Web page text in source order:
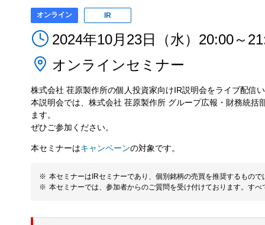
オンライン IR
2024年10月23日（水）20:00～
オンラインセミナー
株式会社 荏原製作所の個人投資家向けIR説明会をライブ配信
本説明会では、株式会社 荏原製作所 グループ広報・財務統
ます。
ぜひご参加ください。
本セミナーはキャンペーンの対象です。
本セミナーはIRセミナーであり、個別銘柄の売買を推奨するもの
本セミナーでは、参加者からのご質問を受け付けております。す